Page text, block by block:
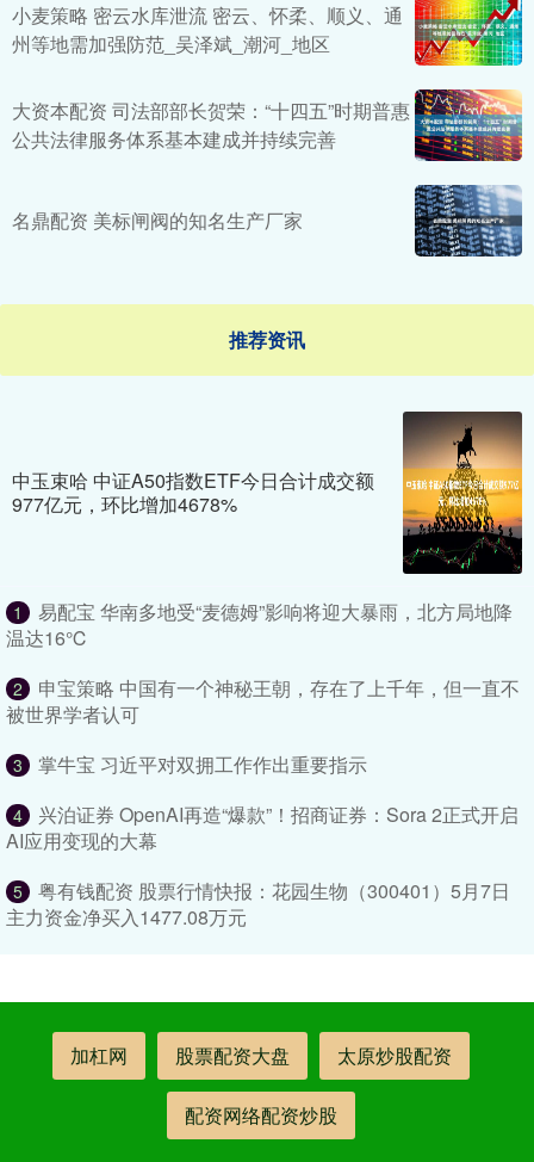
小麦策略 密云水库泄流 密云、怀柔、顺义、通
州等地需加强防范_吴泽斌_潮河_地区
大资本配资 司法部部长贺荣：“十四五”时期普惠
公共法律服务体系基本建成并持续完善
名鼎配资 美标闸阀的知名生产厂家
推荐资讯
中玉束哈 中证A50指数ETF今日合计成交额
977亿元，环比增加4678%
1
易配宝 华南多地受“麦德姆”影响将迎大暴雨，北方局地降
温达16℃
2
申宝策略 中国有一个神秘王朝，存在了上千年，但一直不
被世界学者认可
3 掌牛宝 习近平对双拥工作作出重要指示
4
兴泊证券 OpenAI再造“爆款”！招商证券：Sora 2正式开启
AI应用变现的大幕
5
粤有钱配资 股票行情快报：花园生物（300401）5月7日
主力资金净买入1477.08万元
加杠网 股票配资大盘 太原炒股配资
配资网络配资炒股